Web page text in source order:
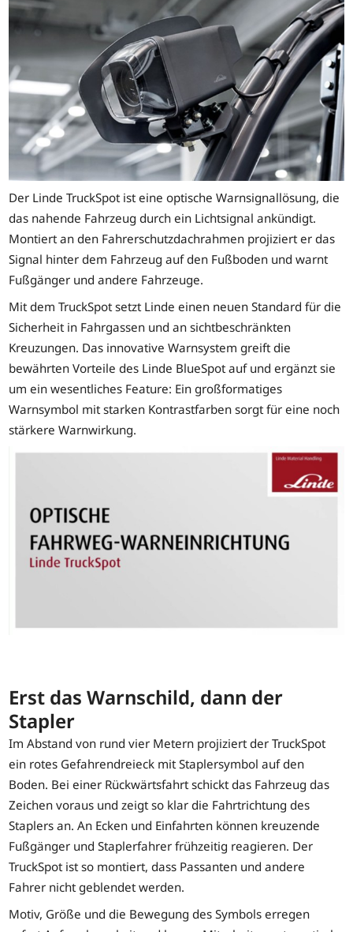
Der Linde TruckSpot ist eine optische Warnsignallösung, die
das nahende Fahrzeug durch ein Lichtsignal ankündigt.
Montiert an den Fahrerschutzdachrahmen projiziert er das
Signal hinter dem Fahrzeug auf den Fußboden und warnt
Fußgänger und andere Fahrzeuge.
Mit dem TruckSpot setzt Linde einen neuen Standard für die
Sicherheit in Fahrgassen und an sichtbeschränkten
Kreuzungen. Das innovative Warnsystem greift die
bewährten Vorteile des Linde BlueSpot auf und ergänzt sie
um ein wesentliches Feature: Ein großformatiges
Warnsymbol mit starken Kontrastfarben sorgt für eine noch
stärkere Warnwirkung.
Erst das Warnschild, dann der
Stapler
Im Abstand von rund vier Metern projiziert der TruckSpot
ein rotes Gefahrendreieck mit Staplersymbol auf den
Boden. Bei einer Rückwärtsfahrt schickt das Fahrzeug das
Zeichen voraus und zeigt so klar die Fahrtrichtung des
Staplers an. An Ecken und Einfahrten können kreuzende
Fußgänger und Staplerfahrer frühzeitig reagieren. Der
TruckSpot ist so montiert, dass Passanten und andere
Fahrer nicht geblendet werden.
Motiv, Größe und die Bewegung des Symbols erregen